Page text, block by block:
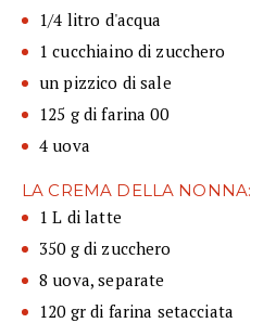
1/4 litro d'acqua
1 cucchiaino di zucchero
un pizzico di sale
125 g di farina 00
4 uova
LA CREMA DELLA NONNA:
1 L di latte
350 g di zucchero
8 uova, separate
120 gr di farina setacciata